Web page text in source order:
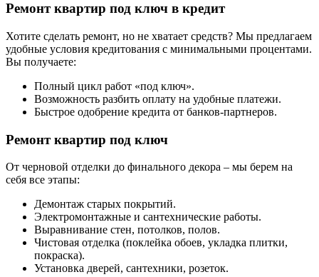
Ремонт квартир под ключ в кредит
Хотите сделать ремонт, но не хватает средств? Мы предлагаем
удобные условия кредитования с минимальными процентами.
Вы получаете:
Полный цикл работ «под ключ».
Возможность разбить оплату на удобные платежи.
Быстрое одобрение кредита от банков-партнеров.
Ремонт квартир под ключ
От черновой отделки до финального декора – мы берем на
себя все этапы:
Демонтаж старых покрытий.
Электромонтажные и сантехнические работы.
Выравнивание стен, потолков, полов.
Чистовая отделка (поклейка обоев, укладка плитки,
покраска).
Установка дверей, сантехники, розеток.